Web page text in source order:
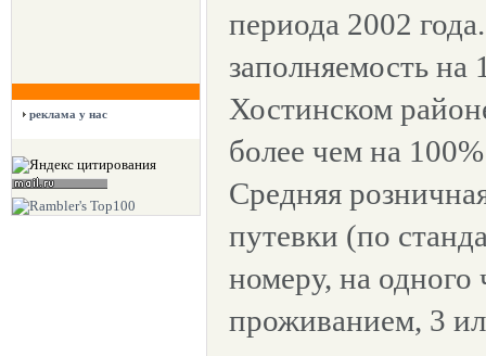
реклама у нас
периода 2002
заполняемость на
Хостинском
более чем на
Средняя
путевки (по
номеру, на одного
проживанием, 3